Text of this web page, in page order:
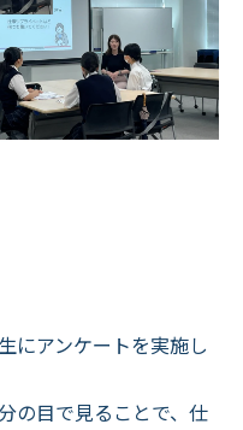
にアンケートを実施し
の目で見ることで、仕